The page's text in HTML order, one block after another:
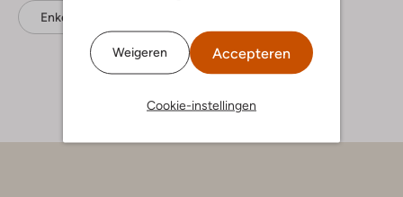
Weigeren Accepteren
Cookie-instellingen
Enkelboots